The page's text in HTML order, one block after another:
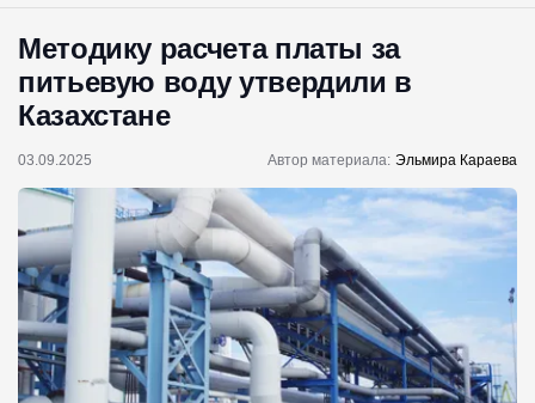
Методику расчета платы за
питьевую воду утвердили в
Казахстане
03.09.2025 Автор материала: Эльмира Караева